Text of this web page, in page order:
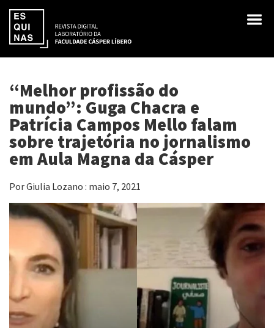
“Melhor profissão do
mundo”: Guga Chacra e
Patrícia Campos Mello falam
sobre trajetória no jornalismo
em Aula Magna da Cásper
Por Giulia Lozano : maio 7, 2021